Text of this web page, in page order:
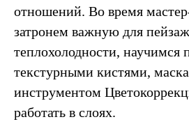
отношений. Во время
затронем важную для
теплохолодности, научимся
текстурными кистями,
инструментом
работать в слоях.